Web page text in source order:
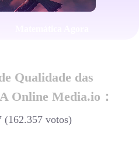
Qualidade das
Online Media.io：
(162.357 votos)